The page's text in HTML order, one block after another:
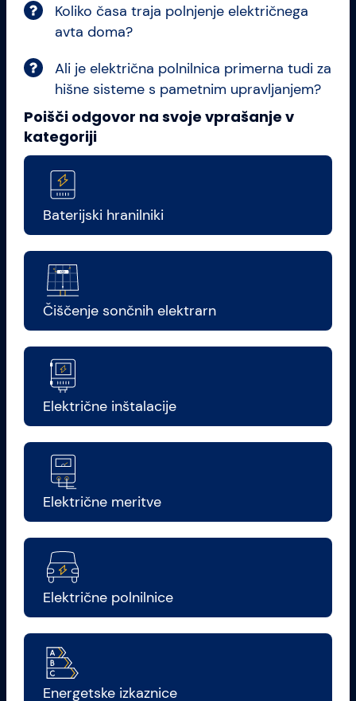
Koliko časa traja polnjenje električnega
avta doma?
Ali je električna polnilnica primerna tudi za
hišne sisteme s pametnim upravljanjem?
Poišči odgovor na svoje vprašanje v
kategoriji
Baterijski hranilniki
Čiščenje sončnih elektrarn
Električne inštalacije
Električne meritve
Električne polnilnice
Energetske izkaznice